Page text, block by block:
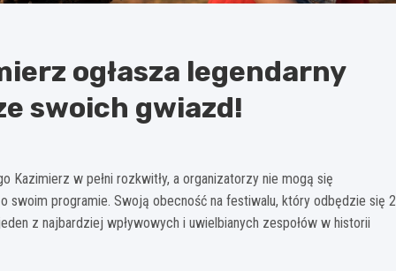
ogłasza legendarny
swoich gwiazd!
w pełni rozkwitły, a organizatorzy nie mogą się
programie. Swoją obecność na festiwalu, który odbędzie się 2
z najbardziej wpływowych i uwielbianych zespołów w historii